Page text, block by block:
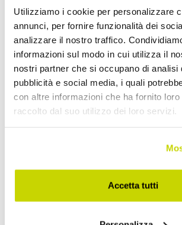
Utilizziamo i cookie per personalizzare
annunci, per fornire funzionalità dei
analizzare il nostro traffico.
informazioni sul modo in cui utilizza il
nostri partner che si occupano di analisi
pubblicità e social media, i quali
con altre informazioni che ha fornito loro
raccolto dal suo utilizzo dei loro servizi.
Accetta tutti
Approfittane